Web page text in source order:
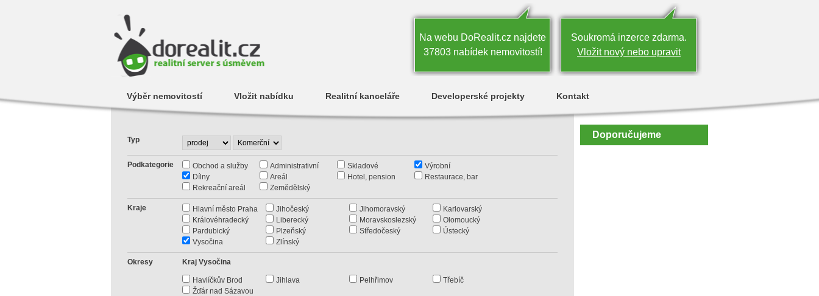
Na webu DoRealit.cz najdete
37803 nabídek nemovitostí!
Soukromá inzerce zdarma.
Vložit nový nebo upravit
Výběr nemovitostí Vložit nabídku Realitní kanceláře Developerské projekty Kontakt
Typ
Podkategorie Obchod a služby Administrativní Skladové
Výrobní
Dílny
Areál Hotel, pension
Restaurace, bar
Rekreační areál
Zemědělský
Kraje Hlavní město Praha Jihočeský Jihomoravský
Karlovarský
Královéhradecký
Liberecký Moravskoslezský
Olomoucký
Pardubický
Plzeňský Středočeský
Ústecký
Vysočina
Zlínský
Okresy Kraj Vysočina
Havlíčkův Brod Jihlava Pelhřimov
Třebíč
Žďár nad Sázavou
Doporučujeme